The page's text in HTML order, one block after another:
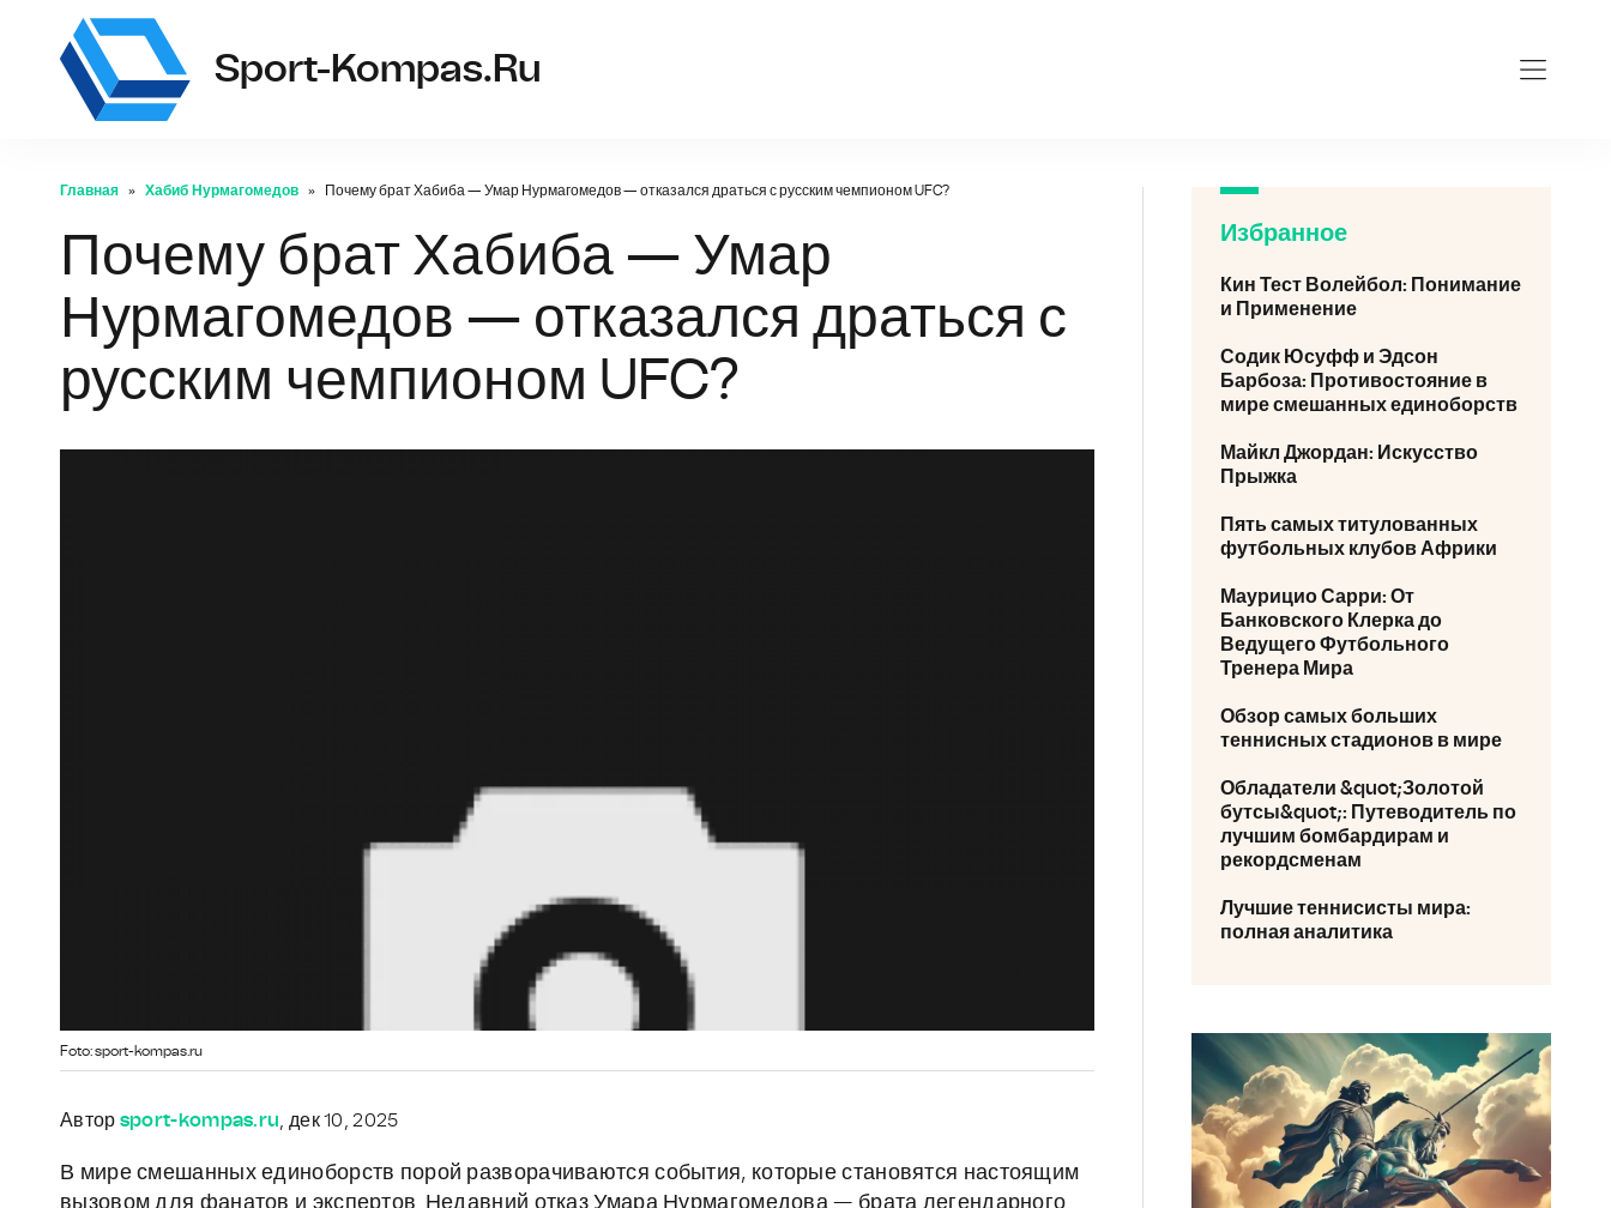
Sport-Kompas.ru
Главная Хабиб Нурмагомедов Почему брат Хабиба — Умар Нурмагомедов — отказался драться с русским чемпионом UFC?
Почему брат Хабиба — Умар
Нурмагомедов — отказался драться с
русским чемпионом UFC?
Foto: sport-kompas.ru
Автор sport-kompas.ru, дек 10, 2025
В мире смешанных единоборств порой разворачиваются события, которые становятся настоящим
Избранное
Кин Тест Волейбол: Понимание
и Применение
Содик Юсуфф и Эдсон
Барбоза: Противостояние в
мире смешанных единоборств
Майкл Джордан: Искусство
Прыжка
Пять самых титулованных
футбольных клубов Африки
Маурицио Сарри: От
Банковского Клерка до
Ведущего Футбольного
Тренера Мира
Обзор самых больших
теннисных стадионов в мире
Обладатели &quot;Золотой
бутсы&quot;: Путеводитель по
лучшим бомбардирам и
рекордсменам
Лучшие теннисисты мира:
полная аналитика